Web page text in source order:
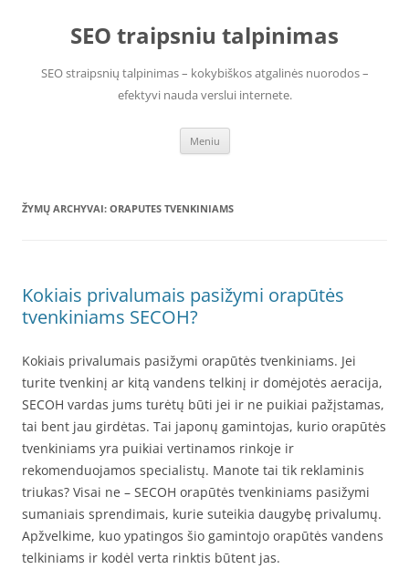
SEO traipsniu talpinimas
SEO straipsnių talpinimas – kokybiškos atgalinės nuorodos –
efektyvi nauda verslui internete.
Meniu
ŽYMŲ ARCHYVAI: ORAPUTES TVENKINIAMS
Kokiais privalumais pasižymi orapūtės
tvenkiniams SECOH?
Kokiais privalumais pasižymi orapūtės tvenkiniams. Jei
turite tvenkinį ar kitą vandens telkinį ir domėjotės aeracija,
SECOH vardas jums turėtų būti jei ir ne puikiai pažįstamas,
tai bent jau girdėtas. Tai japonų gamintojas, kurio orapūtės
tvenkiniams yra puikiai vertinamos rinkoje ir
rekomenduojamos specialistų. Manote tai tik reklaminis
triukas? Visai ne – SECOH orapūtės tvenkiniams pasižymi
sumaniais sprendimais, kurie suteikia daugybę privalumų.
Apžvelkime, kuo ypatingos šio gamintojo orapūtės vandens
telkiniams ir kodėl verta rinktis būtent jas.